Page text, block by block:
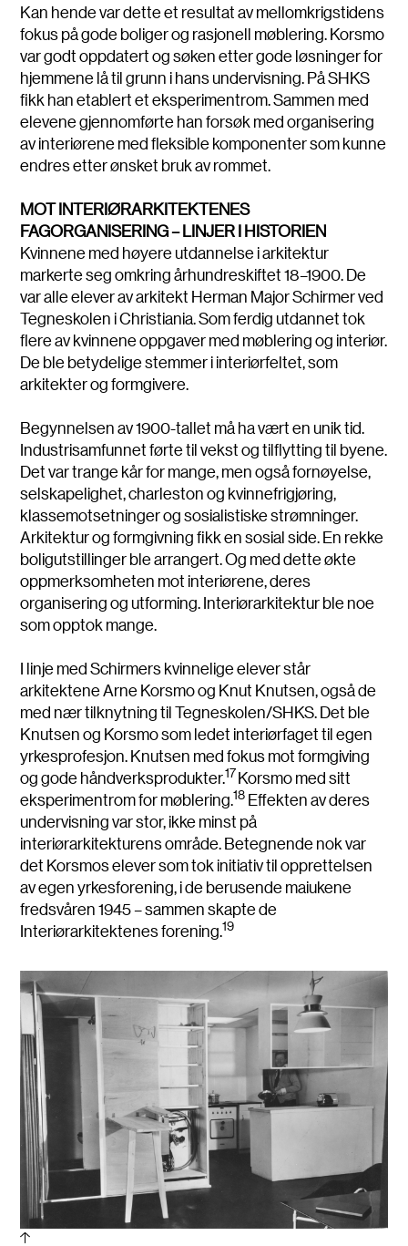
Kan hende var dette et resultat av mellomkrigstidens
fokus på gode boliger og rasjonell møblering. Korsmo
var godt oppdatert og søken etter gode løsninger for
hjemmene lå til grunn i hans undervisning. På SHKS
fikk han etablert et eksperimentrom. Sammen med
elevene gjennomførte han forsøk med organisering
av interiørene med fleksible komponenter som kunne
endres etter ønsket bruk av rommet.
MOT INTERIØRARKITEKTENES
FAGORGANISERING – LINJER I HISTORIEN
Kvinnene med høyere utdannelse i arkitektur
markerte seg omkring århundreskiftet 18–1900. De
var alle elever av arkitekt Herman Major Schirmer ved
Tegneskolen i Christiania. Som ferdig utdannet tok
flere av kvinnene oppgaver med møblering og interiør.
De ble betydelige stemmer i interiørfeltet, som
arkitekter og formgivere.
Begynnelsen av 1900-tallet må ha vært en unik tid.
Industrisamfunnet førte til vekst og tilflytting til byene.
Det var trange kår for mange, men også fornøyelse,
selskapelighet, charleston og kvinnefrigjøring,
klassemotsetninger og sosialistiske strømninger.
Arkitektur og formgivning fikk en sosial side. En rekke
boligutstillinger ble arrangert. Og med dette økte
oppmerksomheten mot interiørene, deres
organisering og utforming. Interiørarkitektur ble noe
som opptok mange.
I linje med Schirmers kvinnelige elever står
arkitektene Arne Korsmo og Knut Knutsen, også de
med nær tilknytning til Tegneskolen/SHKS. Det ble
Knutsen og Korsmo som ledet interiørfaget til egen
yrkesprofesjon. Knutsen med fokus mot formgiving
og gode håndverksprodukter.17Korsmo med sitt
eksperimentrom for møblering.18 Effekten av deres
undervisning var stor, ikke minst på
interiørarkitekturens område. Betegnende nok var
det Korsmos elever som tok initiativ til opprettelsen
av egen yrkesforening, i de berusende maiukene
fredsvåren 1945 – sammen skapte de
Interiørarkitektenes forening.19